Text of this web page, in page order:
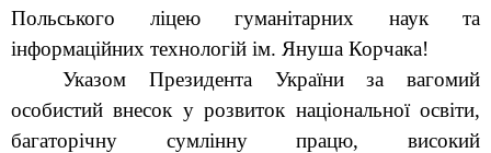
Польського ліцею гуманітарних наук та
інформаційних технологій ім. Януша Корчака!
Указом Президента України за вагомий
особистий внесок у розвиток національної освіти,
багаторічну сумлінну працю, високий